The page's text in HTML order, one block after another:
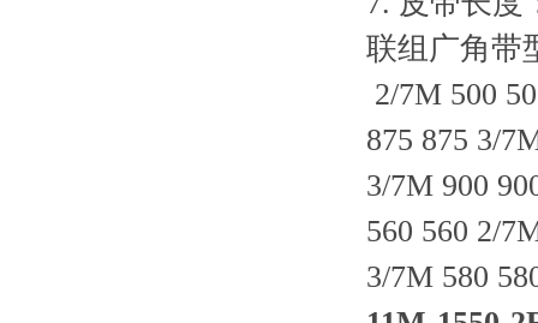
联组广角带
2/7M 500
875 875 3/
3/7M 900
560 560 2/
3/7M 580